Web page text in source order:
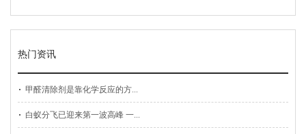
热门资讯
甲醛清除剂是靠化学反应的方...
白蚁分飞已迎来第一波高峰 一...